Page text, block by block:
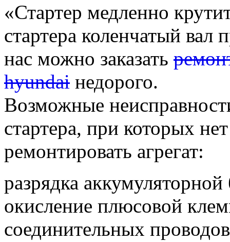
«Стартер медленно
стартера коленчатый вал
нас можно заказать
hyundai недорого.
Возможные
стартера, при которых
ремонтировать агрегат:
разрядка аккумуляторной
окисление плюсовой
соединительных